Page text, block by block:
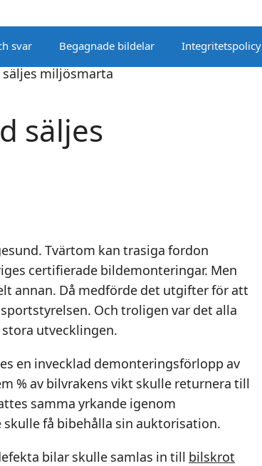
svar Begagnade bildelar Integritetspolicy
säljes
Tvärtom kan trasiga fordon
certifierade bildemonteringar. Men
annan. Då medförde det utgifter för att
Och troligen var det alla
utvecklingen.
en invecklad demonteringsförlopp av
% av bilvrakens vikt skulle returnera till
samma yrkande igenom
få bibehålla sin auktorisation.
bilar skulle samlas in till
bilskrot